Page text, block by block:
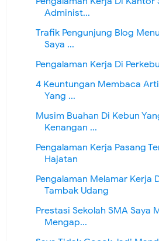
Administ...
Trafik Pengunjung Blog
Saya ...
Pengalaman Kerja Di
4 Keuntungan Membaca
Yang ...
Musim Buahan Di Kebun
Kenangan ...
Pengalaman Kerja Pasang
Hajatan
Pengalaman Melamar Kerja
Tambak Udang
Prestasi Sekolah SMA Saya
Mengap...